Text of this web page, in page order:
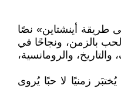
طريقة أينشتاين» نصًا
بالزمن، ونجاحًا في
والرومانسية،
زمنيًا لا حبًا يُروى